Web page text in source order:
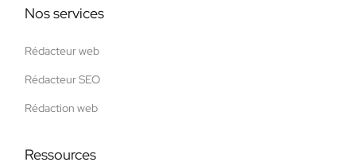
Nos services
Rédacteur web
Rédacteur SEO
Rédaction web
Ressources